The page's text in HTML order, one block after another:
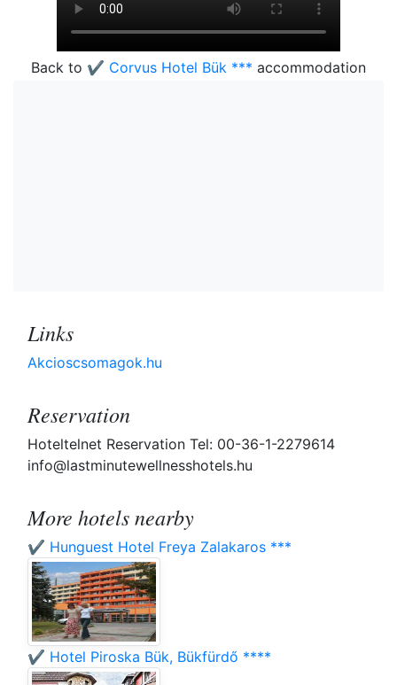
Back to ✔️ Corvus Hotel Bük *** accommodation
Links
Akcioscsomagok.hu
Reservation
Hoteltelnet Reservation Tel: 00-36-1-2279614
info@lastminutewellnesshotels.hu
More hotels nearby
✔️ Hunguest Hotel Freya Zalakaros ***
✔️ Hotel Piroska Bük, Bükfürdő ****